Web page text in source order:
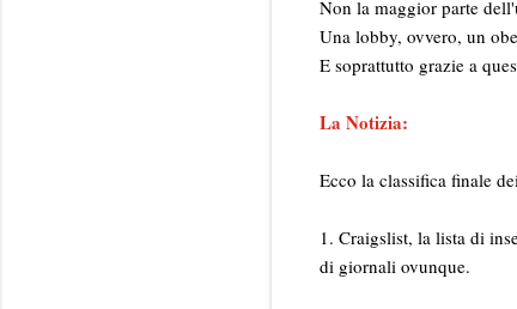
Non la maggior parte
Una lobby, ovvero, un
E soprattutto grazie a
La Notizia:
Ecco la classifica finale dei
1. Craigslist, la lista di
di giornali ovunque.